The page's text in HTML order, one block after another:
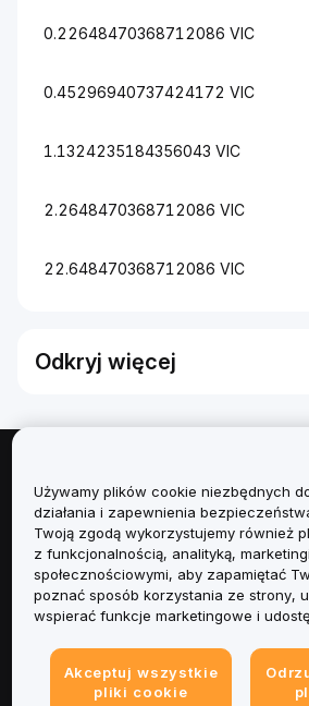
0.22648470368712086 VIC
0.45296940737424172 VIC
1.1324235184356043 VIC
2.2648470368712086 VIC
22.648470368712086 VIC
Odkryj więcej
Informacje
Usługi
Obsługa Klienta
Informacje prawne
Używamy plików cookie niezbędnych
działania i zapewnienia
Twoją zgodą wykorzystujemy również
z funkcjonalnością, analityką,
społecznościowymi, aby zapamiętać
poznać sposób korzystania ze strony,
wspierać funkcje marketingowe i
Akceptuj wszystkie
pliki cookie